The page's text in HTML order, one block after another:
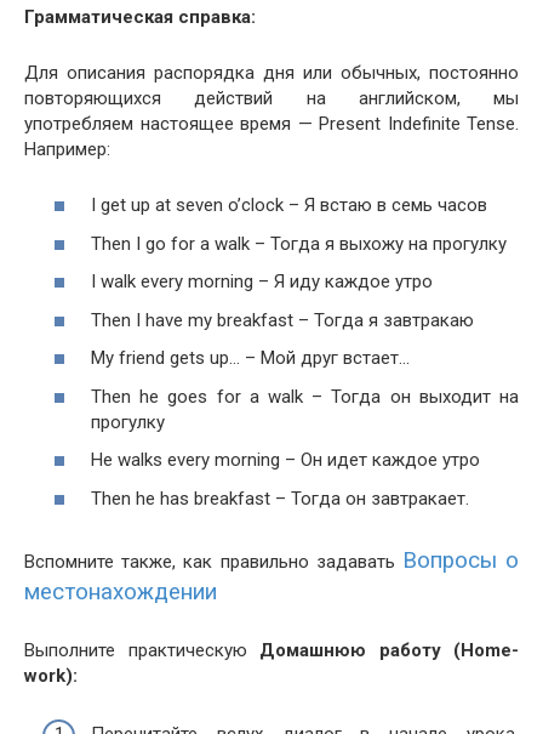
Грамматическая справка:
Для описания распорядка дня или обычных, постоянно
повторяющихся действий на английском, мы
употребляем настоящее время — Present Indef­i­nite Tense.
Например:
I get up at sev­en o’clock – Я встаю в семь часов
Then I go for a walk – Тогда я выхожу на прогулку
I walk every morn­ing – Я иду каждое утро
Then I have my break­fast – Тогда я завтракаю
My friend gets up… – Мой друг встает…
Then he goes for a walk – Тогда он выходит на
прогулку
He walks every morn­ing – Он идет каждое утро
Then he has break­fast – Тогда он завтракает.
Вспомните также, как правильно задавать Вопросы о
местонахождении
Выполните практическую Домашнюю работу (Home­
work):